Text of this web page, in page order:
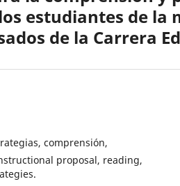
estudiantes de la
de la Carrera
comprensión,
proposal, reading,